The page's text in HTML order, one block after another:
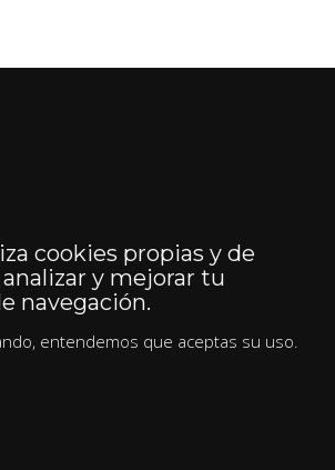
cookies propias y de
y mejorar tu
navegación.
entendemos que aceptas su uso.